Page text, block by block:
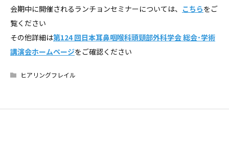
会期中に開催されるランチョンセミナーについては、 こちらをご
覧ください
その他詳細は第124 回日本耳鼻咽喉科頭頸部外科学会 総会･学術
講演会ホームページをご確認ください
ヒアリングフレイル